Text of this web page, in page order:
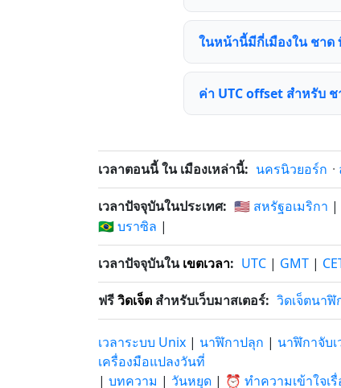
ในหน้านี้มีกี่เมืองใน ชาด
ค่า UTC offset สำหรับ
เวลาตอนนี้ ใน เมืองเหล่านี้: นครนิวยอร์ก ·
เวลาปัจจุบันในประเทศ: 🇺🇸 สหรัฐอเมริกา |
🇧🇷 บราซิล |
เวลาปัจจุบันในเขตเวลา: UTC | GMT |
ฟรีวิดเจ็ต สำหรับเว็บมาสเตอร์: วิดเจ็ตนา
เวลาระบบ Unix | นาฬิกาปลุก | นาฬิกาจับเ
เครื่องมือแปลงวันที่
| บทความ | วันหยุด | ⏰ ทำความเข้าใจเรื่